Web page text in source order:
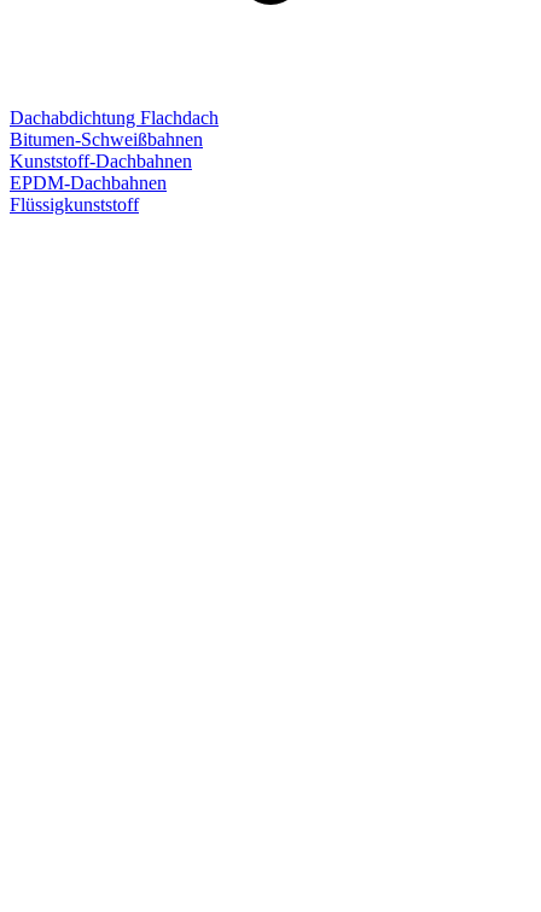
Dachabdichtung Flachdach
Bitumen-Schweißbahnen
Kunststoff-Dachbahnen
EPDM-Dachbahnen
Flüssigkunststoff